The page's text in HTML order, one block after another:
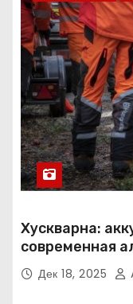
Хускварна:
современная
решениям
Дек 18, 2025